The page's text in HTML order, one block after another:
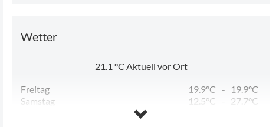
Wetter
21.1 °C Aktuell vor Ort
Freitag 19.9°C -
19.9°C
Samstag
12.5°C -
27.7°C